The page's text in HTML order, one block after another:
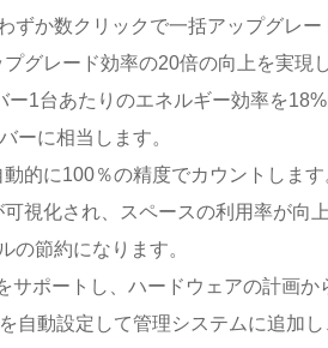
ずか数クリックで一括アップグレ
グレード効率の20倍の向上を実現
ー1台あたりのエネルギー効率を
ーに相当します。
的に100％の精度でカウントしま
視化され、スペースの利用率が向
の節約になります。
サポートし、ハードウェアの計画
自動設定して管理システムに追加